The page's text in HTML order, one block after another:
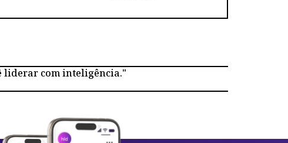
liderar com inteligência."